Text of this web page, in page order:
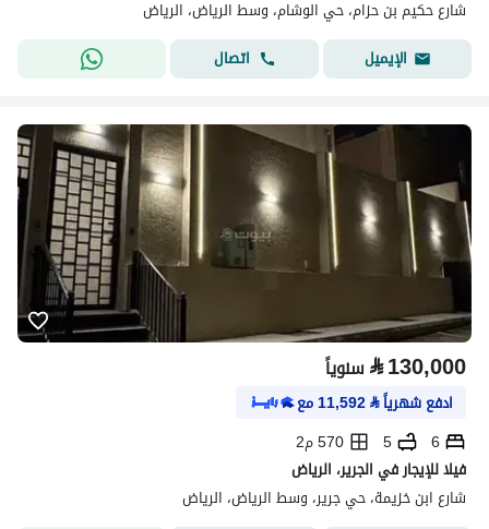
شارع حكيم بن حزام، حي الوشام، وسط الرياض، الرياض
الإيميل
اتصال
⃁130,000 سنوياً
ادفع شهرياً⃁
11,592مع
6
5
570 م2
فيلا للإيجار في الجرير، الرياض
شارع ابن خزيمة، حي جرير، وسط الرياض، الرياض